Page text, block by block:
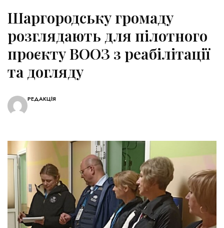
Шаргородську громаду
розглядають для пілотного
проєкту ВООЗ з реабілітації
та догляду
РЕДАКЦІЯ